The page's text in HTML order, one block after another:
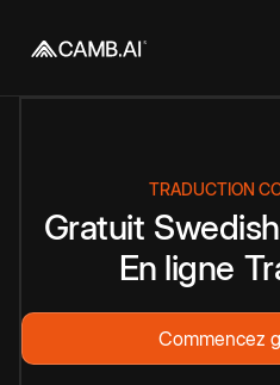
TRADUCTION
Gratuit Swedish
En ligne
Commencez